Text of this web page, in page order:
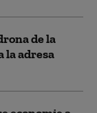
de la
la adresa